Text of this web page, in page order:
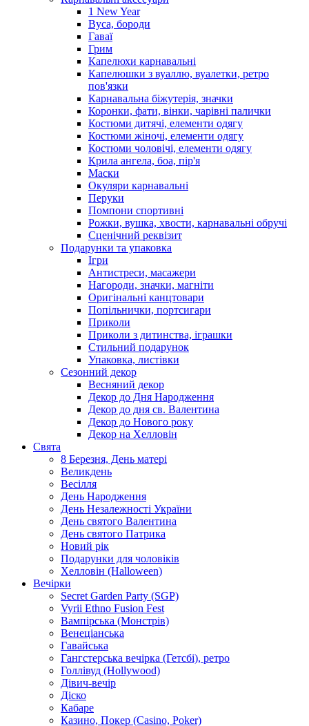
1 New Year
Вуса, бороди
Гаваї
Грим
Капелюхи карнавальні
Капелюшки з вуаллю, вуалетки, ретро
пов'язки
Карнавальна біжутерія, значки
Коронки, фати, вінки, чарівні палички
Костюми дитячі, елементи одягу
Костюми жіночі, елементи одягу
Костюми чоловічі, елементи одягу
Крила ангела, боа, пір'я
Маски
Окуляри карнавальні
Перуки
Помпони спортивні
Рожки, вушка, хвости, карнавальні обручі
Сценічний реквізит
Подарунки та упаковка
Ігри
Антистреси, масажери
Нагороди, значки, магніти
Оригінальні канцтовари
Попільнички, портсигари
Приколи
Приколи з дитинства, іграшки
Стильний подарунок
Упаковка, листівки
Сезонний декор
Весняний декор
Декор до Дня Народження
Декор до дня св. Валентина
Декор до Нового року
Декор на Хелловін
Свята
8 Березня, День матері
Великдень
Весілля
День Народження
День Незалежності України
День святого Валентина
День святого Патрика
Новий рік
Подарунки для чоловіків
Хелловін (Halloween)
Вечірки
Secret Garden Party (SGP)
Vyrii Ethno Fusion Fest
Вампірська (Монстрів)
Венеціанська
Гавайська
Гангстерська вечірка (Гетсбі), ретро
Голлівуд (Hollywood)
Дівич-вечір
Діско
Кабаре
Казино, Покер (Casino, Poker)